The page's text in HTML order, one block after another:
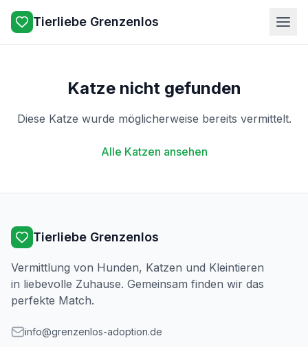
Tierliebe Grenzenlos
Katze nicht gefunden
Diese Katze wurde möglicherweise bereits vermittelt.
Alle Katzen ansehen
Tierliebe Grenzenlos
Vermittlung von Hunden, Katzen und Kleintieren
in liebevolle Zuhause. Gemeinsam finden wir das
perfekte Match.
info@grenzenlos-adoption.de